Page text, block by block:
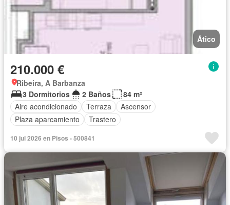
Ático
210.000 €
Ribeira, A Barbanza
3 Dormitorios
2 Baños
84 m²
Aire acondicionado
Terraza
Ascensor
Plaza aparcamiento
Trastero
10 jul 2026 en Pisos - 500841